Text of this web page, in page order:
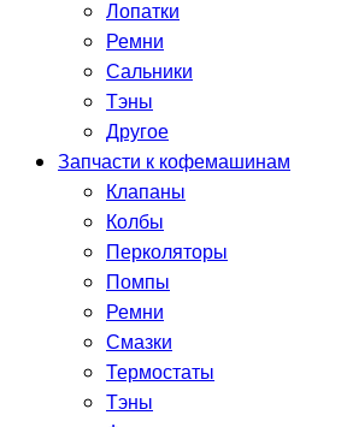
Лопатки
Ремни
Сальники
Тэны
Другое
Запчасти к кофемашинам
Клапаны
Колбы
Перколяторы
Помпы
Ремни
Смазки
Термостаты
Тэны